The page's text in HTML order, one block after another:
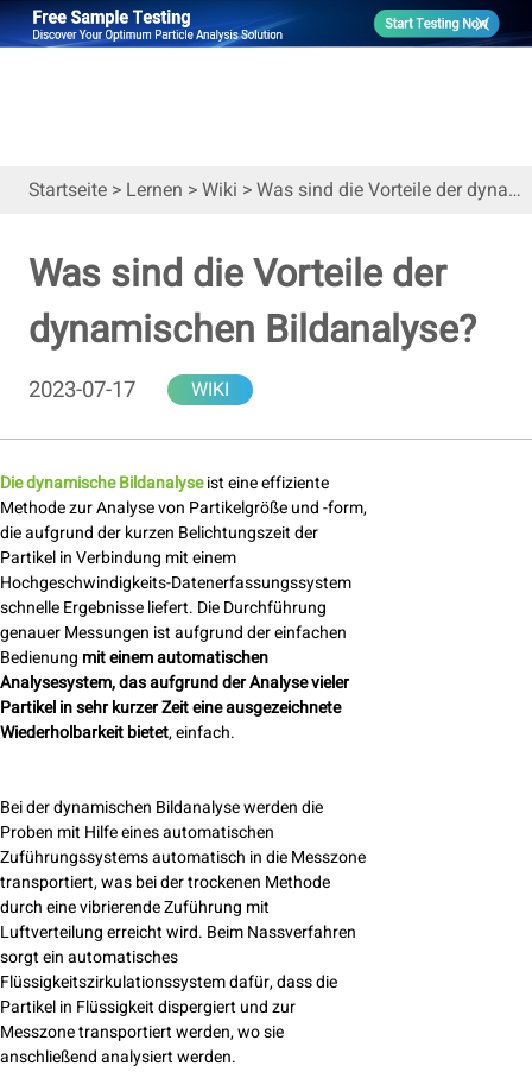
Startseite > Lernen >Wiki >Was sind die Vorteile der dynamischen Bildanalyse?
Was sind die Vorteile der
dynamischen Bildanalyse?
2023-07-17 WIKI
Die dynamische Bildanalyseist eine effiziente
Methode zur Analyse von Partikelgröße und -form,
die aufgrund der kurzen Belichtungszeit der
Partikel in Verbindung mit einem
Hochgeschwindigkeits-Datenerfassungssystem
schnelle Ergebnisse liefert. Die Durchführung
genauer Messungen ist aufgrund der einfachen
Bedienung mit einem automatischen
Analysesystem, das aufgrund der Analyse vieler
Partikel in sehr kurzer Zeit eine ausgezeichnete
Wiederholbarkeit bietet, einfach.
Bei der dynamischen Bildanalyse werden die
Proben mit Hilfe eines automatischen
Zuführungssystems automatisch in die Messzone
transportiert, was bei der trockenen Methode
durch eine vibrierende Zuführung mit
Luftverteilung erreicht wird. Beim Nassverfahren
sorgt ein automatisches
Flüssigkeitszirkulationssystem dafür, dass die
Partikel in Flüssigkeit dispergiert und zur
Messzone transportiert werden, wo sie
anschließend analysiert werden.